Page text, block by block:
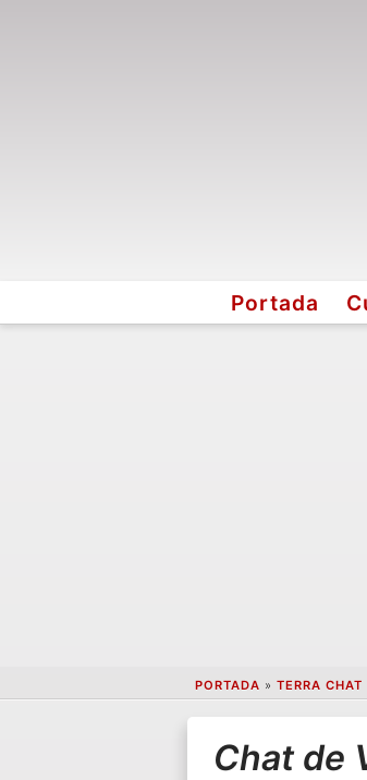
Portada
PORTADA » TERRA CHAT
Chat de